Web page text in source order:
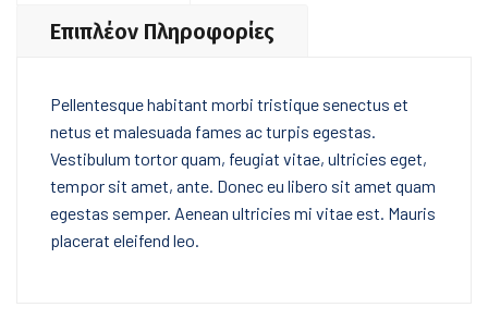
Επιπλέον Πληροφορίες
Pellentesque habitant morbi tristique senectus et
netus et malesuada fames ac turpis egestas.
Vestibulum tortor quam, feugiat vitae, ultricies eget,
tempor sit amet, ante. Donec eu libero sit amet quam
egestas semper. Aenean ultricies mi vitae est. Mauris
placerat eleifend leo.